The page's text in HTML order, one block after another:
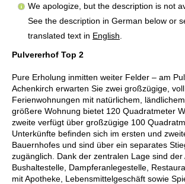
We apologize, but the description is not
See the description in German below or
translated text in English
Pulvererhof Top 2
Pure Erholung inmitten weiter Felder – am
Achenkirch erwarten Sie zwei großzügige,
Ferienwohnungen mit natürlichem,
größere Wohnung bietet 120 Quadratmeter
zweite verfügt über großzügige 100
Unterkünfte befinden sich im ersten und
Bauernhofes und sind über ein separates
zugänglich. Dank der zentralen Lage sind der
Bushaltestelle, Dampferanlegestelle,
mit Apotheke, Lebensmittelgeschäft sowie